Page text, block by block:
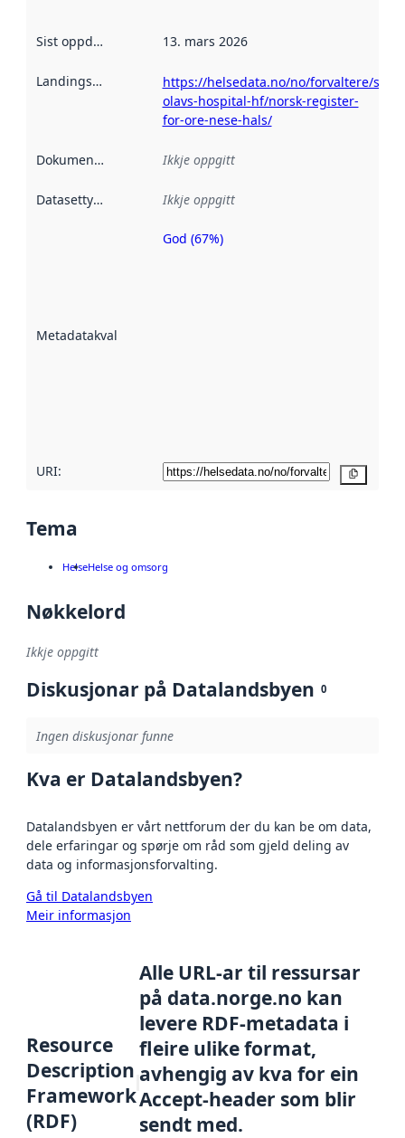
Sist oppdatert 13. mars 2026
Landingsside
https://helsedata.no/no/forvaltere/st.-
olavs-hospital-hf/norsk-register-
for-ore-nese-hals/
Dokumentasjon Ikkje oppgitt
Datasettype Ikkje oppgitt
Metadatakvalitet
Metadatakvalitet
God (67%)
URI:
Tema
HelseHelse og omsorg
Nøkkelord
Ikkje oppgitt
Diskusjonar på Datalandsbyen 0
Ingen diskusjonar funne
Kva er Datalandsbyen?
Datalandsbyen er vårt nettforum der du kan be om data,
dele erfaringar og spørje om råd som gjeld deling av
data og informasjonsforvalting.
Gå til Datalandsbyen
Meir informasjon
Resource
Description
Framework
(RDF)
Alle URL-ar til ressursar
på data.norge.no kan
levere RDF-metadata i
fleire ulike format,
avhengig av kva for ein
Accept-header som blir
sendt med.